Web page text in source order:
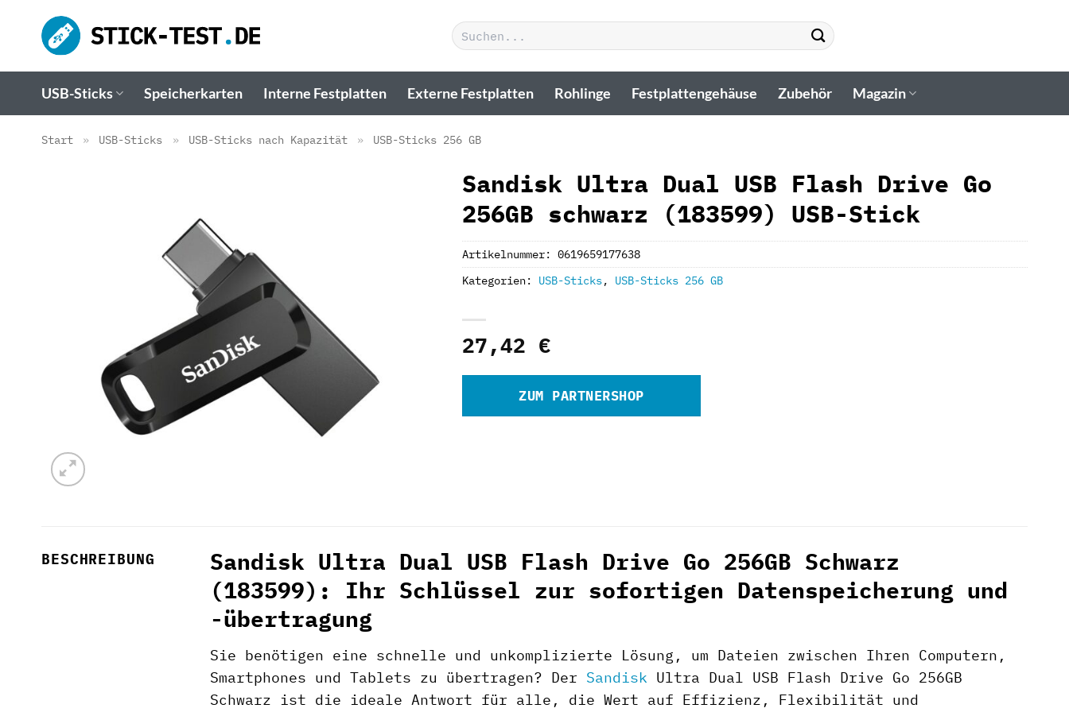
Inhalt
springen
Suchen
nach:
USB-Sticks Speicherkarten Interne Festplatten Externe Festplatten Rohlinge Festplattengehäuse Zubehör Magazin
Start » USB-Sticks » USB-Sticks nach Kapazität » USB-Sticks 256 GB
Sandisk Ultra Dual USB Flash Drive Go
256GB schwarz (183599) USB-Stick
27,42 €
ZUM PARTNERSHOP
Artikelnummer:0619659177638
Kategorien: USB-Sticks, USB-Sticks 256 GB
BESCHREIBUNG
Sandisk Ultra Dual USB Flash Drive Go 256GB Schwarz
(183599): Ihr Schlüssel zur sofortigen Datenspeicherung und
-übertragung
Sie benötigen eine schnelle und unkomplizierte Lösung, um Dateien zwischen Ihren Computern,
Smartphones und Tablets zu übertragen? Der Sandisk Ultra Dual USB Flash Drive Go 256GB
Schwarz ist die ideale Antwort für alle, die Wert auf Effizienz, Flexibilität und